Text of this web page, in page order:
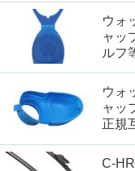
ウォ
ャッ
ルフ
ウォ
ャッ
正規
C-